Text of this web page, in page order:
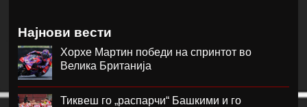
Најнови вести
Хорхе Мартин победи на спринтот во
Велика Британија
Тиквеш го „распарчи“ Башкими и го